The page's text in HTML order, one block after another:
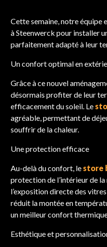
Cette semaine, notre équipe
à Steenwerck pour installer
parfaitement adapté à leur
Un confort optimal en
Grâce à ce nouvel
désormais profiter de leur
efficacement du soleil. Le
agréable, permettant de
souffrir de la chaleur.
Une protection efficace
Au-delà du confort, lestore
protection de l’intérieur de
l’exposition directe des
réduit la montée en
un meilleur confort
Esthétique et